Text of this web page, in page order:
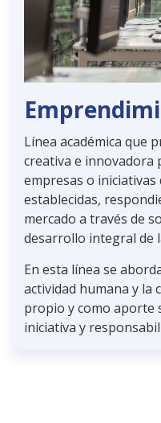
Línea académica que
creativa e innovadora
empresas o
establecidas,
mercado a través de
desarrollo integral de
En esta línea se
actividad humana y la
propio y como aporte
iniciativa y